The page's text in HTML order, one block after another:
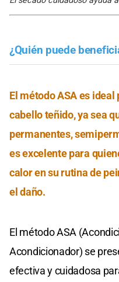
¿Quién puede
El método ASA es
cabello teñido, ya sea
permanentes,
es excelente para
calor en su rutina de
el daño.
El método ASA
Acondicionador) se
efectiva y cuidadosa